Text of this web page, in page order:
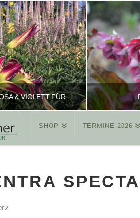
TAGLILIEN NEU ENTDECKT: ROSA & VIOLETT FÜR ROMANTISCHE PFLANZKOMBINATIONEN
2025
SHOP TERMINE 2026